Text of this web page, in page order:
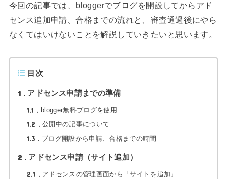
今回の記事では、bloggerでブログを開設してからアド
センス追加申請、合格までの流れと、審査通過後にやら
なくてはいけないことを解説していきたいと思います。
目次
1 アドセンス申請までの準備
1.1 blogger無料ブログを使用
1.2 公開中の記事について
1.3 ブログ開設から申請、合格までの時間
2 アドセンス申請（サイト追加）
2.1 アドセンスの管理画面から「サイトを追加」